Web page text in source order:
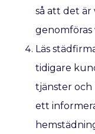
så att det är
genomföras
Läs
tidigare
tjänster och
ett